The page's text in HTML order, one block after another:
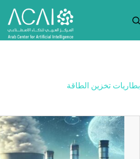
المحتوى
بطاريات تخزين الطاقة